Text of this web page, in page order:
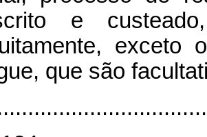
e
exceto
que são